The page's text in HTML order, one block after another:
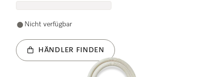
Nicht verfügbar
HÄNDLER FINDEN